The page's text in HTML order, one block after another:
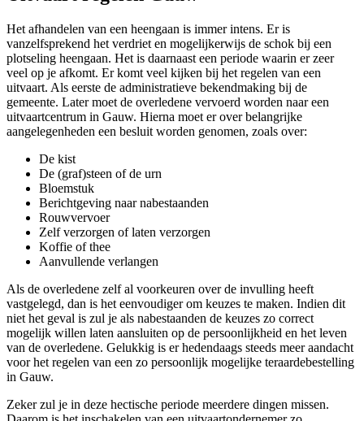
Het afhandelen van een heengaan is immer intens. Er is
vanzelfsprekend het verdriet en mogelijkerwijs de schok bij een
plotseling heengaan. Het is daarnaast een periode waarin er zeer
veel op je afkomt. Er komt veel kijken bij het regelen van een
uitvaart. Als eerste de administratieve bekendmaking bij de
gemeente. Later moet de overledene vervoerd worden naar een
uitvaartcentrum in Gauw. Hierna moet er over belangrijke
aangelegenheden een besluit worden genomen, zoals over:
De kist
De (graf)steen of de urn
Bloemstuk
Berichtgeving naar nabestaanden
Rouwvervoer
Zelf verzorgen of laten verzorgen
Koffie of thee
Aanvullende verlangen
Als de overledene zelf al voorkeuren over de invulling heeft
vastgelegd, dan is het eenvoudiger om keuzes te maken. Indien dit
niet het geval is zul je als nabestaanden de keuzes zo correct
mogelijk willen laten aansluiten op de persoonlijkheid en het leven
van de overledene. Gelukkig is er hedendaags steeds meer aandacht
voor het regelen van een zo persoonlijk mogelijke teraardebestelling
in Gauw.
Zeker zul je in deze hectische periode meerdere dingen missen.